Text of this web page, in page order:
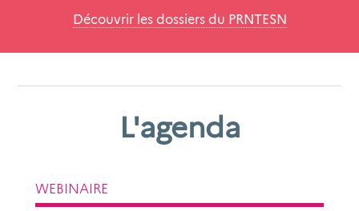
Découvrir les dossiers du PRNTESN
L'agenda
WEBINAIRE